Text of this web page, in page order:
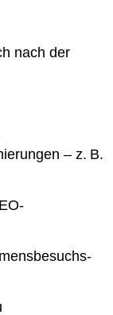
nach der
– z. B.